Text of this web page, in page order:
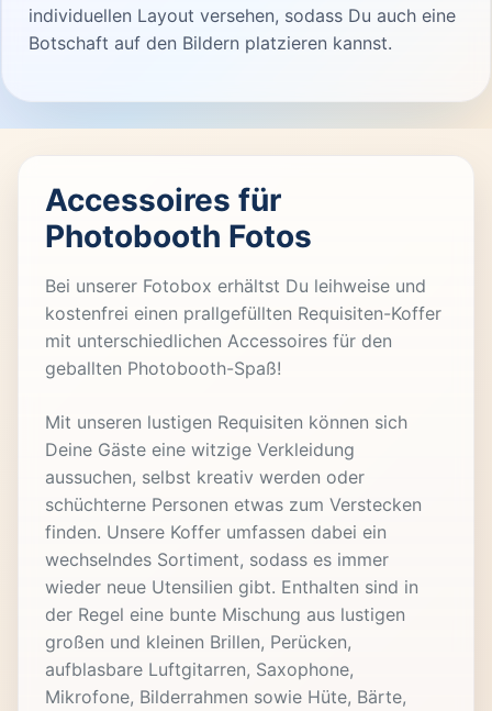
individuellen Layout versehen, sodass Du auch eine
Botschaft auf den Bildern platzieren kannst.
Accessoires für
Photobooth Fotos
Bei unserer Fotobox erhältst Du leihweise und
kostenfrei einen prallgefüllten Requisiten-Koffer
mit unterschiedlichen Accessoires für den
geballten Photobooth-Spaß!
Mit unseren lustigen Requisiten können sich
Deine Gäste eine witzige Verkleidung
aussuchen, selbst kreativ werden oder
schüchterne Personen etwas zum Verstecken
finden. Unsere Koffer umfassen dabei ein
wechselndes Sortiment, sodass es immer
wieder neue Utensilien gibt. Enthalten sind in
der Regel eine bunte Mischung aus lustigen
großen und kleinen Brillen, Perücken,
aufblasbare Luftgitarren, Saxophone,
Mikrofone, Bilderrahmen sowie Hüte, Bärte,